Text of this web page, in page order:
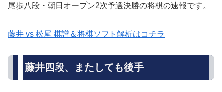
尾歩八段・朝日オープン2次予選決勝の将棋の速報です。
藤井 vs 松尾 棋譜＆将棋ソフト解析はコチラ
藤井四段、またしても後手